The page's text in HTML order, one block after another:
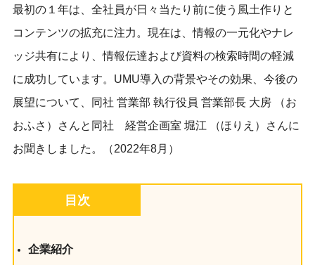
最初の１年は、全社員が日々当たり前に使う風土作りと
コンテンツの拡充に注力。現在は、情報の一元化やナレ
ッジ共有により、情報伝達および資料の検索時間の軽減
に成功しています。UMU導入の背景やその効果、今後の
展望について、同社 営業部 執行役員 営業部長 大房
（お
おふさ）さんと同社 経営企画室 堀江
（ほりえ）さんに
お聞きしました。（2022年8月）
目次
企業紹介